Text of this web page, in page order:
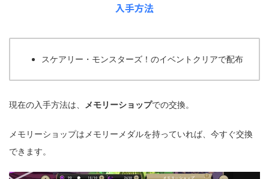
入手方法
スケアリー・モンスターズ！のイベントクリアで配布
現在の入手方法は、 メモリーショップでの交換。
メモリーショップはメモリーメダルを持っていれば、今すぐ交換
できます。